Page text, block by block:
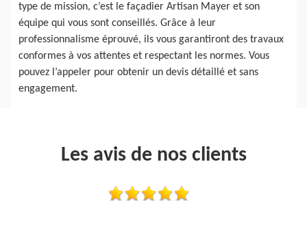
type de mission, c’est le façadier Artisan Mayer et son
équipe qui vous sont conseillés. Grâce à leur
professionnalisme éprouvé, ils vous garantiront des travaux
conformes à vos attentes et respectant les normes. Vous
pouvez l’appeler pour obtenir un devis détaillé et sans
engagement.
Les avis de nos clients